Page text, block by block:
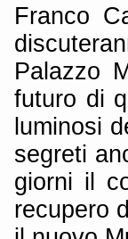
Franco
Palazzo
futuro di
luminosi
segreti
giorni il
recupero